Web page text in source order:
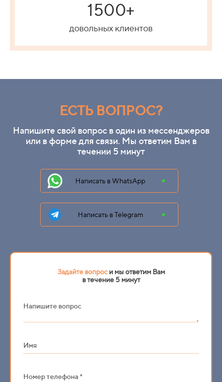
1500+
довольных клиентов
ЕСТЬ ВОПРОС?
Напишите свой вопрос в один из мессенджеров
или в форме для связи. Мы ответим Вам в
течении 5 минут
Написать в WhatsApp
Написать в Telegram
Задайте вопроси мы ответим Вам
в течение 5 минут
Напишите вопрос
Имя
Номер телефона *